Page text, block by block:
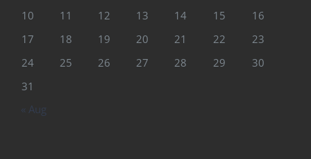
10
11 12 13 14 15
16
17
18 19 20 21 22
23
24
25 26 27 28 29
30
31
« Aug